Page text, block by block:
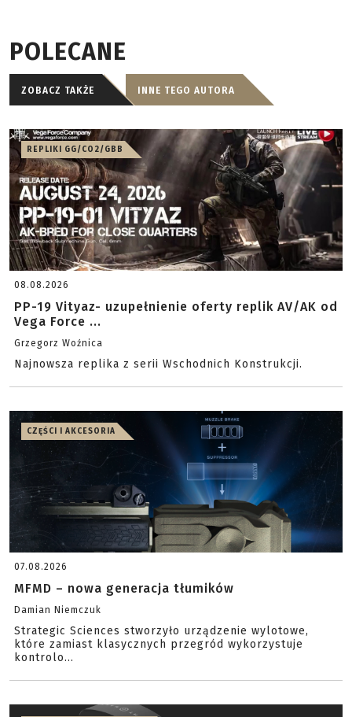
POLECANE
ZOBACZ TAKŻE INNE TEGO AUTORA
REPLIKI GG/CO2/GBB
08.08.2026
PP-19 Vityaz- uzupełnienie oferty replik AV/AK od
Vega Force ...
Grzegorz Woźnica
Najnowsza replika z serii Wschodnich Konstrukcji.
CZĘŚCI I AKCESORIA
07.08.2026
MFMD – nowa generacja tłumików
Damian Niemczuk
Strategic Sciences stworzyło urządzenie wylotowe,
które zamiast klasycznych przegród wykorzystuje
kontrolo...